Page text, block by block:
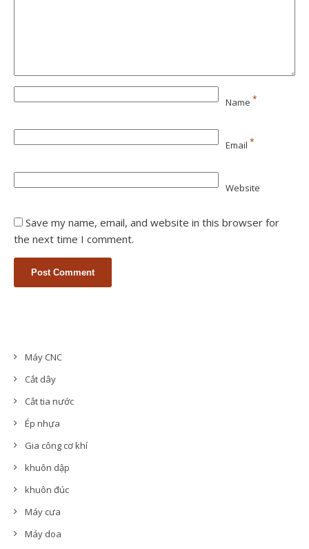
Name *
Email *
Website
Save my name, email, and website in this browser for
the next time I comment.
Máy CNC
Cắt dây
Cắt tia nước
Ép nhựa
Gia công cơ khí
khuôn dập
khuôn đúc
Máy cưa
Máy doa